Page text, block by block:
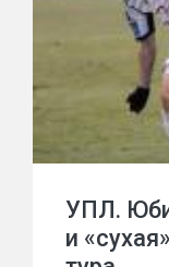
УПЛ.
и